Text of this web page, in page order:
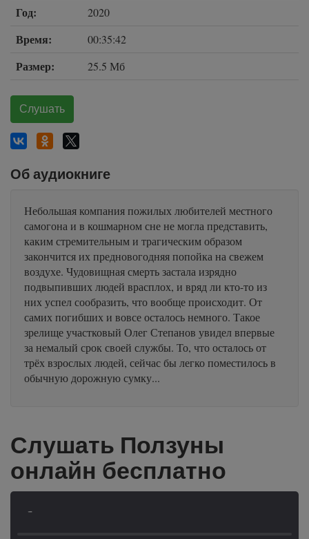
Год: 2020
Время: 00:35:42
Размер: 25.5 Мб
Слушать
Об аудиокниге
Небольшая компания пожилых любителей местного
самогона и в кошмарном сне не могла представить,
каким стремительным и трагическим образом
закончится их предновогодняя попойка на свежем
воздухе. Чудовищная смерть застала изрядно
подвыпивших людей врасплох, и вряд ли кто-то из
них успел сообразить, что вообще происходит. От
самих погибших и вовсе осталось немного. Такое
зрелище участковый Олег Степанов увидел впервые
за немалый срок своей службы. То, что осталось от
трёх взрослых людей, сейчас бы легко поместилось в
обычную дорожную сумку...
Слушать Ползуны
онлайн бесплатно
-